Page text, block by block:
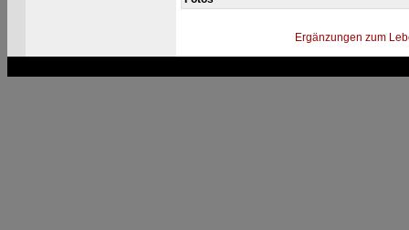
Ergänzungen zum